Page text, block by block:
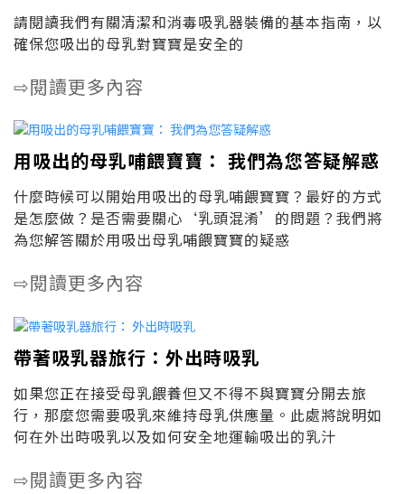
請閱讀我們有關清潔和消毒吸乳器裝備的基本指南，以
確保您吸出的母乳對寶寶是安全的
⇨閱讀更多內容
用吸出的母乳哺餵寶寶： 我們為您答疑解惑
什麼時候可以開始用吸出的母乳哺餵寶寶？最好的方式
是怎麼做？是否需要關心‘乳頭混淆’的問題？我們將
為您解答關於用吸出母乳哺餵寶寶的疑惑
⇨閱讀更多內容
帶著吸乳器旅行：外出時吸乳
如果您正在接受母乳餵養但又不得不與寶寶分開去旅
行，那麼您需要吸乳來維持母乳供應量。此處將說明如
何在外出時吸乳以及如何安全地運輸吸出的乳汁
⇨閱讀更多內容